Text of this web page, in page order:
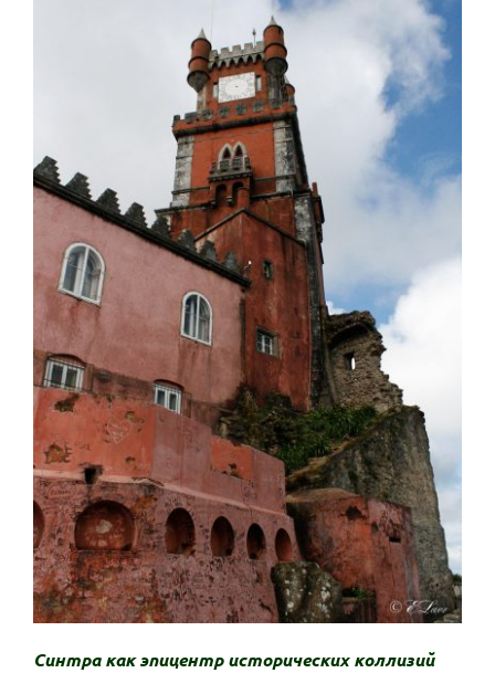
Синтра как эпицентр исторических коллизий